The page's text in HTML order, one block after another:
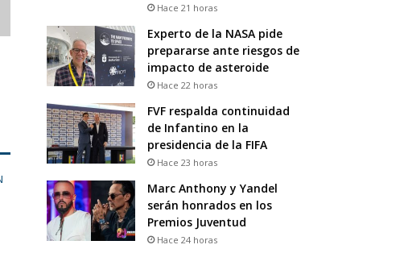
Hace 21 horas
Experto de la NASA pide
prepararse ante riesgos de
impacto de asteroide
Hace 22 horas
FVF respalda continuidad
de Infantino en la
presidencia de la FIFA
Hace 23 horas
Marc Anthony y Yandel
serán honrados en los
Premios Juventud
Hace 24 horas